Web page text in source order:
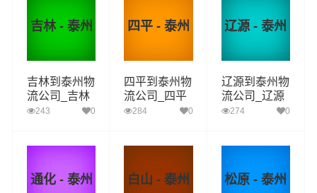
吉林 - 泰州
吉林到泰州物
流公司_吉林
到泰州货运_
243 0
四平 - 泰州
四平到泰州物
流公司_四平
到泰州货运_
284 0
辽源 - 泰州
辽源到泰州物
流公司_辽源
到泰州货运_
274 0
通化 - 泰州 白山 - 泰州 松原 - 泰州